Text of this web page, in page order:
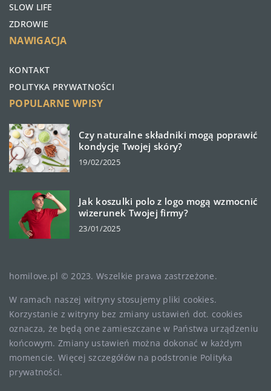
SLOW LIFE
ZDROWIE
NAWIGACJA
KONTAKT
POLITYKA PRYWATNOŚCI
POPULARNE WPISY
Czy naturalne składniki mogą poprawić
kondycję Twojej skóry?
19/02/2025
Jak koszulki polo z logo mogą wzmocnić
wizerunek Twojej firmy?
23/01/2025
homilove.pl © 2023. Wszelkie prawa zastrzeżone.
W ramach naszej witryny stosujemy pliki cookies.
Korzystanie z witryny bez zmiany ustawień dot. cookies
oznacza, że będą one zamieszczane w Państwa urządzeniu
końcowym. Zmiany ustawień można dokonać w każdym
momencie. Więcej szczegółów na podstronie Polityka
prywatności.